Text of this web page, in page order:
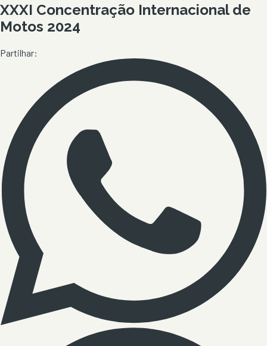
XXXI Concentração Internacional de
Motos 2024
Partilhar: